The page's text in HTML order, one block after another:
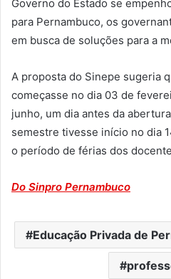
Governo do Estado se
para Pernambuco, os
em busca de soluções para a
A proposta do Sinepe sugeria
começasse no dia 03 de
junho, um dia antes da
semestre tivesse início no dia
o período de férias dos
Do Sinpro Pernambuco
Educação Privada de